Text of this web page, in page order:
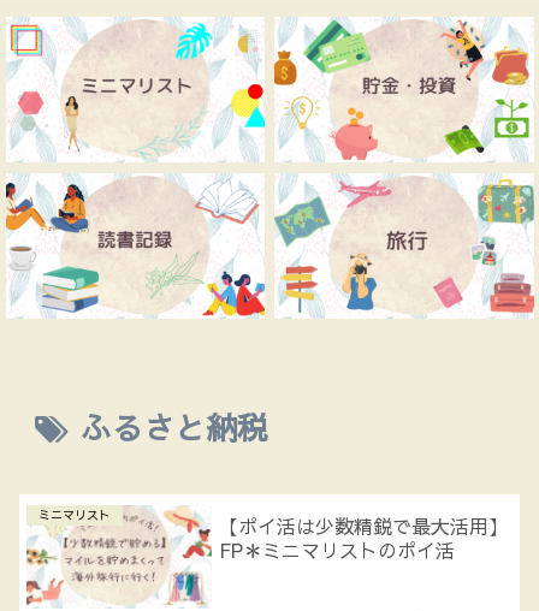
ふるさと納税
ミニマリスト
【ポイ活は少数精鋭で最大活用】
FP＊ミニマリストのポイ活